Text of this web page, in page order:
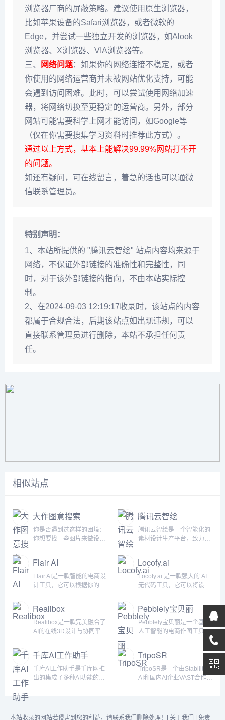
浏览器厂商的屏蔽策略。建议使用原生浏览器，
比如苹果设备的Safari浏览器，或者微软的
Edge，并尝试一些独立开发的浏览器，如Alook
浏览器、X浏览器、VIA浏览器等。
三、
网络问题：如果你的网络连接不稳定，或者
你使用的网络运营商并未被网站优化支持，可能
会遇到访问困难。此时，可以尝试使用网络加速
器，将网络切换至更稳定的运营商。另外，部分
网站可能需要科学上网才能访问，如Google等
（仅在你需要搜集学习资料时推荐此方式）。
通过以上方式，基本上能解决99.99%网站打不开
的问题。
如还有疑问，可在线留言，着急的话也可以通微
信联系管理员。
特别声明：
1、本站所提供的 "腾讯云智绘" 站点内容均来源于
网络，不保证外部链接的准确性和完整性，同
时，对于该外部链接的指向，不由本站实际控
制。
2、在2024-09-03 12:19:17收录时，该站点的内容
都属于合规合法，后期该站点如出现违规，可以
直接联系管理员进行删除，本站不承担任何责
任。
相似站点
大作图意搜索
你是否遇到过这样的困境：
你想要找一些图片来做设
关键词，却发现结果和你想
象的不一样，你只能不停地
翻页，浪费时间和精力。你
你你想要的图片，而不是让
你去猜它的逻辑和规则？大
作图意搜索是一个专业的图
腾讯云智绘
腾讯云智绘是一个智能化的
素材设计生产平台，致力于
产服务。它基于腾讯自研的
AI智能作图引擎、AI智能视
频合成引擎、AI配色算法、
产，满足各种类型和行业的
创意需求。腾讯云智绘腾讯
云智绘的八大功能亮点：
Flair AI
Flair AI是一款智能的电商设
计工具，它可以根据你的产
的服装、饰品、家居用品还
是其他任何商品，Flair AI都
可以为你提供高质量的产品
想要的场景描述，比如“冬季
时尚”、“浪漫约会”、“轻松办
公”等，...
Locofy.ai
Locofy.ai 是一款强大的 AI
无代码工具，它可以将设计
XD 和 Sketch）中的设计转
换成前端代码。其核心功能
是将设计快速转化为前端代
码，支持将Figma、Adobe
码，如React、React
Nativ...
Realibox
Realibox是一款完美融合了
AI的在线3D设计与协同平
全场景数字化转型。该平台
不仅支持在线建模、高质量
渲染、动画制作、交互式设
计以及AR发布等一系列复
全方位的3D设计资产管理能
Pebblely宝贝丽
Pebblely宝贝丽是一个基于
人工智能的电商作图工具，
它可以在几秒钟内将普通的
产品图片转化为精美的场景
图，适用于电商和社交媒体
等营销渠道。你可以使用
Pebblely宝贝丽自带的主
快速性使其成为产品推广和
千库AI工作助手
千库AI工作助手是千库网推
出的集成了多种AI功能的一
理、AI智能设计等200+场景
TripoSR
TripoSR是一个由Stability
AI和国内AI企业VAST合作开
这项技术利用先进的人工智
本站收录的网站若侵害到您的利益，请联系我们删除处理！| 关于我们 免责